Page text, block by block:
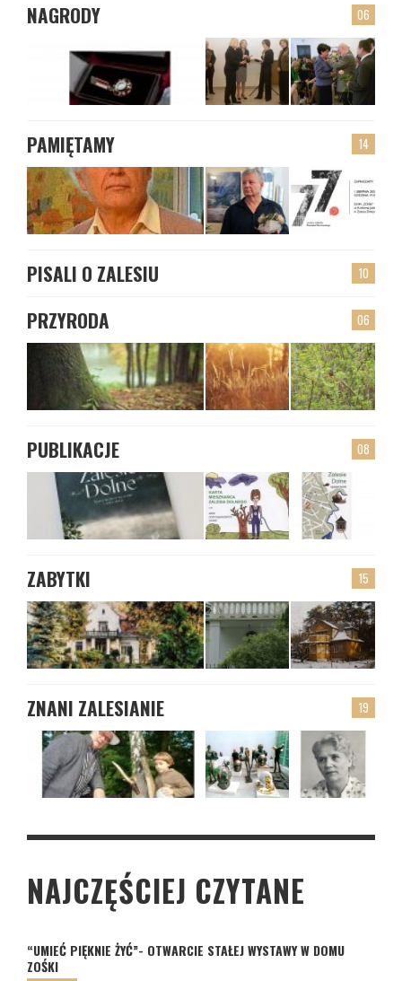
06
NAGRODY
14
PAMIĘTAMY
10
PISALI O ZALESIU
06
PRZYRODA
08
PUBLIKACJE
15
ZABYTKI
19
ZNANI ZALESIANIE
NAJCZĘŚCIEJ CZYTANE
“UMIEĆ PIĘKNIE ŻYĆ”- OTWARCIE STAŁEJ WYSTAWY W DOMU
ZOŚKI